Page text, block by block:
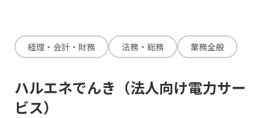
経理・会計・財務 法務・総務 業務全般
ハルエネでんき（法人向け電力サー
ビス）